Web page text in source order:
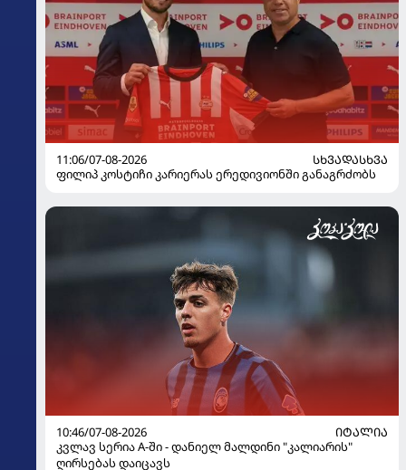
11:06/07-08-2026
ᲡᲮᲕᲐᲓᲐᲡᲮᲕᲐ
ფილიპ კოსტიჩი კარიერას ერედივიონში განაგრძობს
10:46/07-08-2026
ᲘᲢᲐᲚᲘᲐ
კვლავ სერია A-ში - დანიელ მალდინი "კალიარის"
ღირსებას დაიცავს